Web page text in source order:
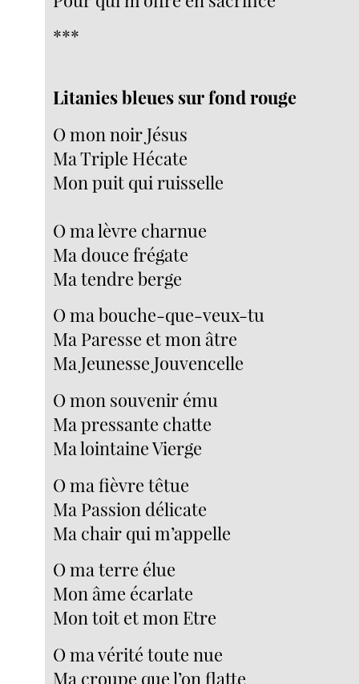
***
Litanies bleues sur fond rouge
O mon noir Jésus
Ma Triple Hécate
Mon puit qui ruisselle
O ma lèvre charnue
Ma douce frégate
Ma tendre berge
O ma bouche-que-veux-tu
Ma Paresse et mon âtre
Ma Jeunesse Jouvencelle
O mon souvenir ému
Ma pressante chatte
Ma lointaine Vierge
O ma fièvre têtue
Ma Passion délicate
Ma chair qui m’appelle
O ma terre élue
Mon âme écarlate
Mon toit et mon Etre
O ma vérité toute nue
Ma croupe que l’on flatte